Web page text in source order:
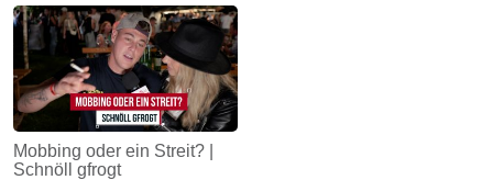
Mobbing oder ein Streit? |
Schnöll gfrogt